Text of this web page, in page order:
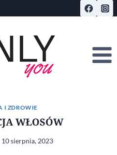
I ZDROWIE
WŁOSÓW
10 sierpnia, 2023